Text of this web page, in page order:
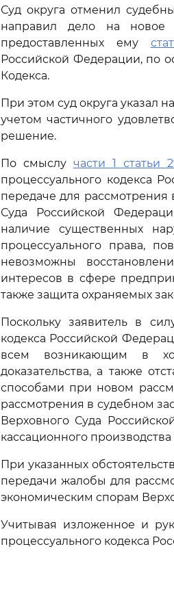
Суд округа отменил
направил дело на новое
предоставленных ему
Российской Федерации, по
Кодекса.
При этом суд округа указал
учетом частичного
решение.
По смыслу части 1 статьи
процессуального кодекса
передаче для рассмотрения
Суда Российской
наличие существенных
процессуального права,
невозможны
интересов в сфере
также защита охраняемых
Поскольку заявитель в
кодекса Российской
всем возникающим в
доказательства, а также
способами при новом
рассмотрения в судебном
Верховного Суда
кассационного производства
При указанных
передачи жалобы для
экономическим спорам
Учитывая изложенное и
процессуального кодекса